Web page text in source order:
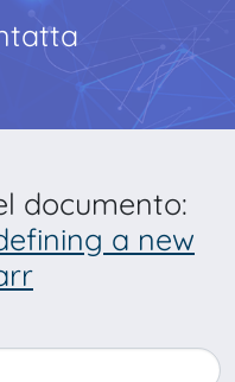
documento:
a new